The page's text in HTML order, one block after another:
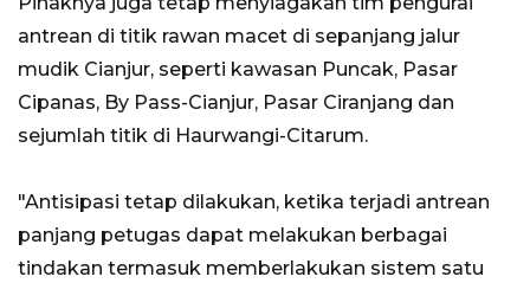
antrean di titik rawan macet di sepanjang jalur
mudik Cianjur, seperti kawasan Puncak, Pasar
Cipanas, By Pass-Cianjur, Pasar Ciranjang dan
sejumlah titik di Haurwangi-Citarum.
"Antisipasi tetap dilakukan, ketika terjadi antrean
panjang petugas dapat melakukan berbagai
tindakan termasuk memberlakukan sistem satu